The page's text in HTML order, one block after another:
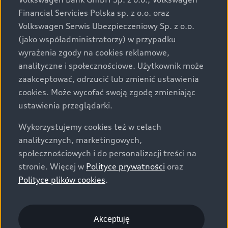
za dopłatą. Wiążące ustalenie ceny, wyposażenia i
specyfikacji pojazdu następują w umowie sprzedaży, a
określenie parametrów technicznych zawiera
świadectwo homologacji typu pojazdu. Zastrzegamy
sobie prawo do zmian i pomyłek. Wszelkie informacje
prezentowane na stronie są aktualne na dzień ich
zamieszczania. W celu uzyskania najnowszych
informacji prosimy kontaktować się z Partnerem Marki
Audi.
Wszystkie produkowane obecnie samochody marki Audi
są wykonywane z materiałów spełniających pod
względem możliwości odzysku i recyklingu wymagania
określone w normie ISO 22628 i są zgodne z
europejskimi świadectwami homologacji wydanymi wg
o.o. podlega obowiązkowi zapewnienia wszystkim
użytkownikom samochodów marki Volkswagen sieci
Financial Servicies Polska sp. z o.o. oraz
Volkswagen Serwis Ubezpieczeniowy Sp. z o.o.
(jako współadministratorzy) w przypadku
wyrażenia zgody na cookies reklamowe,
analityczne i społecznościowe. Użytkownik może
zaakceptować, odrzucić lub zmienić ustawienia
cookies. Może wycofać swoją zgodę zmieniając
ustawienia przeglądarki.
Wykorzystujemy cookies też w celach
analitycznych, marketingowych,
społecznościowych i do personalizacji treści na
stronie. Więcej w Polityce prywatności oraz
Polityce plików cookies.
Akceptuję